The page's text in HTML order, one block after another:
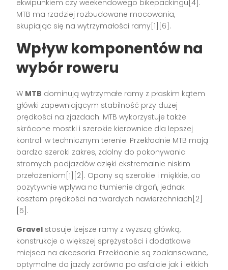
ekwipunkiem czy weekendowego bikepackingu[4].
MTB ma rzadziej rozbudowane mocowania,
skupiając się na wytrzymałości ramy[1][6].
Wpływ komponentów na
wybór roweru
W MTB dominują wytrzymałe ramy z płaskim kątem
główki zapewniającym stabilność przy dużej
prędkości na zjazdach. MTB wykorzystuje także
skrócone mostki i szerokie kierownice dla lepszej
kontroli w technicznym terenie. Przekładnie MTB mają
bardzo szeroki zakres, zdolny do pokonywania
stromych podjazdów dzięki ekstremalnie niskim
przełożeniom[1][2]. Opony są szerokie i miękkie, co
pozytywnie wpływa na tłumienie drgań, jednak
kosztem prędkości na twardych nawierzchniach[2]
[5].
Gravel stosuje lżejsze ramy z wyższą główką,
konstrukcje o większej sprężystości i dodatkowe
miejsca na akcesoria. Przekładnie są zbalansowane,
optymalne do jazdy zarówno po asfalcie jak i lekkich